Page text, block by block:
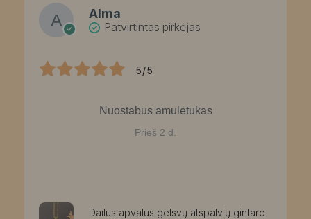
Alma
Patvirtintas pirkėjas
5/5
Nuostabus amuletukas
Prieš 2 d.
Dailus apvalus gelsvų atspalvių gintaro